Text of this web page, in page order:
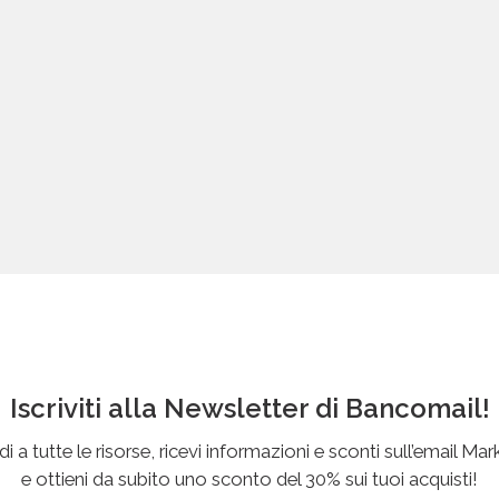
Iscriviti alla Newsletter di Bancomail!
a tutte le risorse, ricevi informazioni e sconti sull’email
e ottieni da subito uno sconto del 30% sui tuoi acquisti!